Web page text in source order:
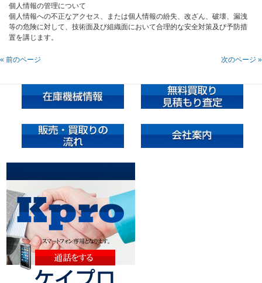
個人情報の管理について
個人情報への不正なアクセス、または個人情報の紛失、改ざん、破壊、漏洩
等の危険に対して、技術面及び組織面において合理的な安全対策及び予防措
置を講じます。
« 前のページ 次のページ »